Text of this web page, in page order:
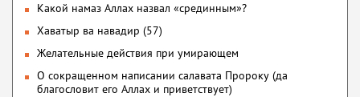
Какой намаз Аллах назвал «срединным»?
Хаватыр ва навадир (57)
Желательные действия при умирающем
О сокращенном написании салавата Пророку (да
благословит его Аллах и приветствует)